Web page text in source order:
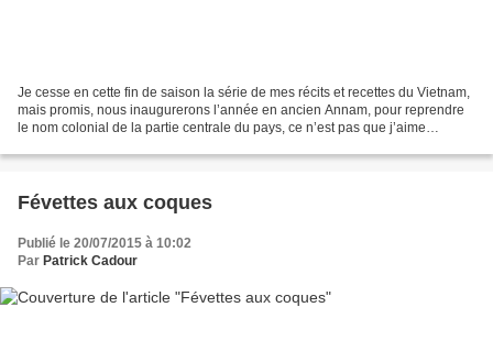
Je cesse en cette fin de saison la série de mes récits et recettes du Vietnam,
mais promis, nous inaugurerons l’année en ancien Annam, pour reprendre
le nom colonial de la partie centrale du pays, ce n’est pas que j’aime
Févettes aux coques
Publié le 20/07/2015 à 10:02
Par Patrick Cadour